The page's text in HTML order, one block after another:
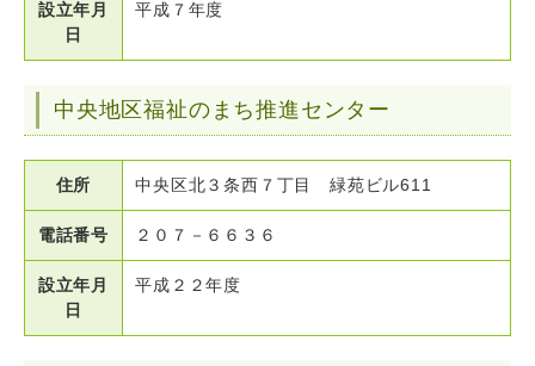
設立年月
日
平成７年度
中央地区福祉のまち推進センター
住所 中央区北３条西７丁目 緑苑ビル611
電話番号 ２０７－６６３６
設立年月
日
平成２２年度